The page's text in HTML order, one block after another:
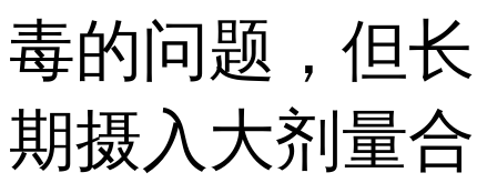
毒的问题，但长
期摄入大剂量合